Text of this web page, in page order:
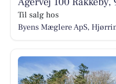
Til salg hos
Byens Mæglere ApS,